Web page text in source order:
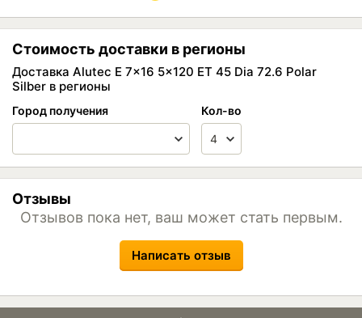
Стоимость доставки в регионы
Доставка Alutec E 7x16 5x120 ET 45 Dia 72.6 Polar
Silber в регионы
Город получения Кол-во
Отзывы
Отзывов пока нет, ваш может стать первым.
Написать отзыв